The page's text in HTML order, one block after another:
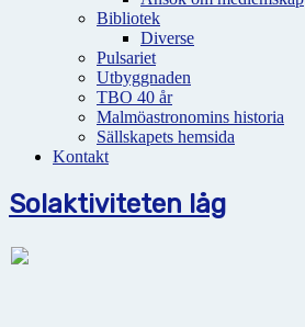
Bibliotek
Diverse
Pulsariet
Utbyggnaden
TBO 40 år
Malmöastronomins historia
Sällskapets hemsida
Kontakt
Solaktiviteten låg